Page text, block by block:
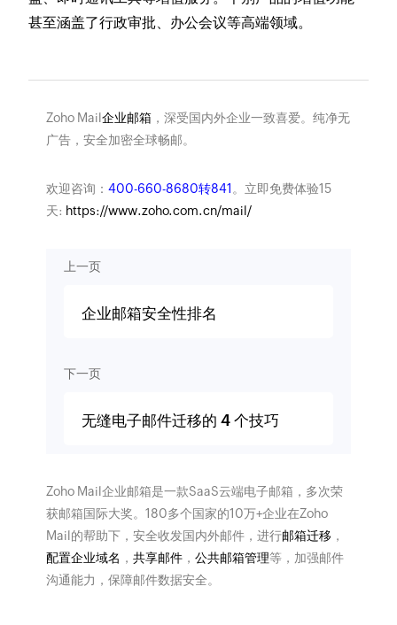
甚至涵盖了行政审批、办公会议等高端领域。
Zoho Mail企业邮箱，深受国内外企业一致喜爱。纯净无
广告，安全加密全球畅邮。
欢迎咨询： 400-660-8680转841 。立即免费体验15
天: https://www.zoho.com.cn/mail/
上一页
企业邮箱安全性排名
下一页
无缝电子邮件迁移的 4 个技巧
Zoho Mail企业邮箱是一款SaaS云端电子邮箱，多次荣
获邮箱国际大奖。180多个国家的10万+企业在Zoho
Mail的帮助下，安全收发国内外邮件，进行邮箱迁移 ，
配置企业域名 ， 共享邮件， 公共邮箱管理等，加强邮件
沟通能力，保障邮件数据安全。